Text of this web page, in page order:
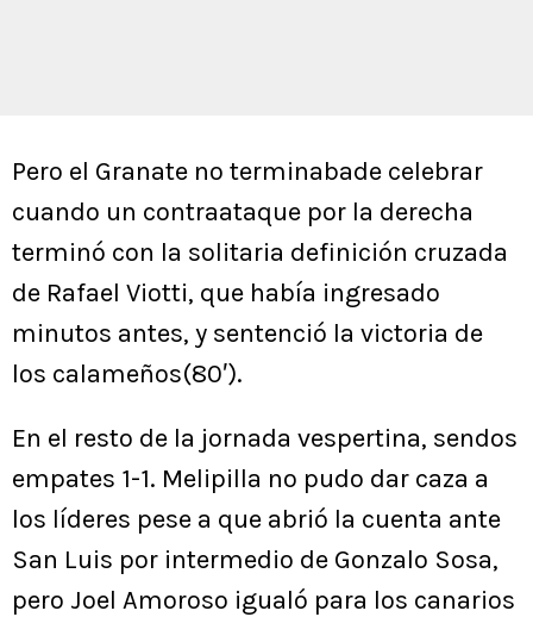
Pero el Granate no terminabade celebrar
cuando un contraataque por la derecha
terminó con la solitaria definición cruzada
de Rafael Viotti, que había ingresado
minutos antes, y sentenció la victoria de
los calameños(80′).
En el resto de la jornada vespertina, sendos
empates 1-1. Melipilla no pudo dar caza a
los líderes pese a que abrió la cuenta ante
San Luis por intermedio de Gonzalo Sosa,
pero Joel Amoroso igualó para los canarios